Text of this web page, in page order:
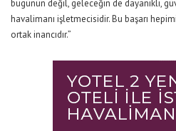
bugünün değil, geleceğin de dayanıklı,
havalimanı işletmecisidir. Bu başarı
ortak inancıdır.”